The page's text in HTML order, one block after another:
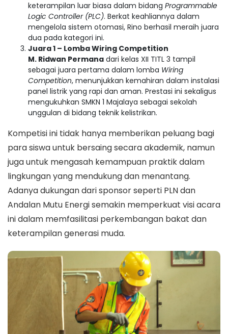
keterampilan luar biasa dalam bidang Programmable
Logic Controller (PLC). Berkat keahliannya dalam
mengelola sistem otomasi, Rino berhasil meraih juara
dua pada kategori ini.
Juara 1 – Lomba Wiring Competition
M. Ridwan Permana dari kelas XII TITL 3 tampil
sebagai juara pertama dalam lomba Wiring
Competition, menunjukkan kemahiran dalam instalasi
panel listrik yang rapi dan aman. Prestasi ini sekaligus
mengukuhkan SMKN 1 Majalaya sebagai sekolah
unggulan di bidang teknik kelistrikan.
Kompetisi ini tidak hanya memberikan peluang bagi
para siswa untuk bersaing secara akademik, namun
juga untuk mengasah kemampuan praktik dalam
lingkungan yang mendukung dan menantang.
Adanya dukungan dari sponsor seperti PLN dan
Andalan Mutu Energi semakin memperkuat visi acara
ini dalam memfasilitasi perkembangan bakat dan
keterampilan generasi muda.